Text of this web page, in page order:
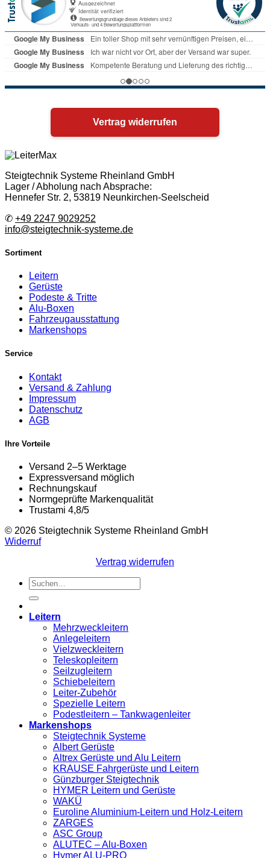
Vertrag widerrufen
Steigtechnik Systeme Rheinland GmbH
Lager / Abholung nach Absprache:
Hennefer Str. 2, 53819 Neunkirchen-Seelscheid
✆ +49 2247 9029252
info@steigtechnik-systeme.de
Sortiment
Leitern
Gerüste
Podeste & Tritte
Alu-Boxen
Fahrzeugausstattung
Markenshops
Service
Kontakt
Versand & Zahlung
Impressum
Datenschutz
AGB
Ihre Vorteile
Versand 2–5 Werktage
Expressversand möglich
Rechnungskauf
Normgeprüfte Markenqualität
Trustami 4,8/5
© 2026 Steigtechnik Systeme Rheinland GmbH
Widerruf
Vertrag widerrufen
Suchen
nach:
Leitern
Mehrzweckleitern
Anlegeleitern
Vielzweckleitern
Teleskopleitern
Seilzugleitern
Schiebeleitern
Leiter-Zubehör
Spezielle Leitern
Podestleitern – Tankwagenleiter
Markenshops
Steigtechnik Systeme
Albert Gerüste
Altrex Gerüste und Alu Leitern
KRAUSE Fahrgerüste und Leitern
Günzburger Steigtechnik
HYMER Leitern und Gerüste
WAKÜ
Euroline Aluminium-Leitern und Holz-Leitern
ZARGES
ASC Group
ALUTEC – Alu-Boxen
Hymer ALU-PRO